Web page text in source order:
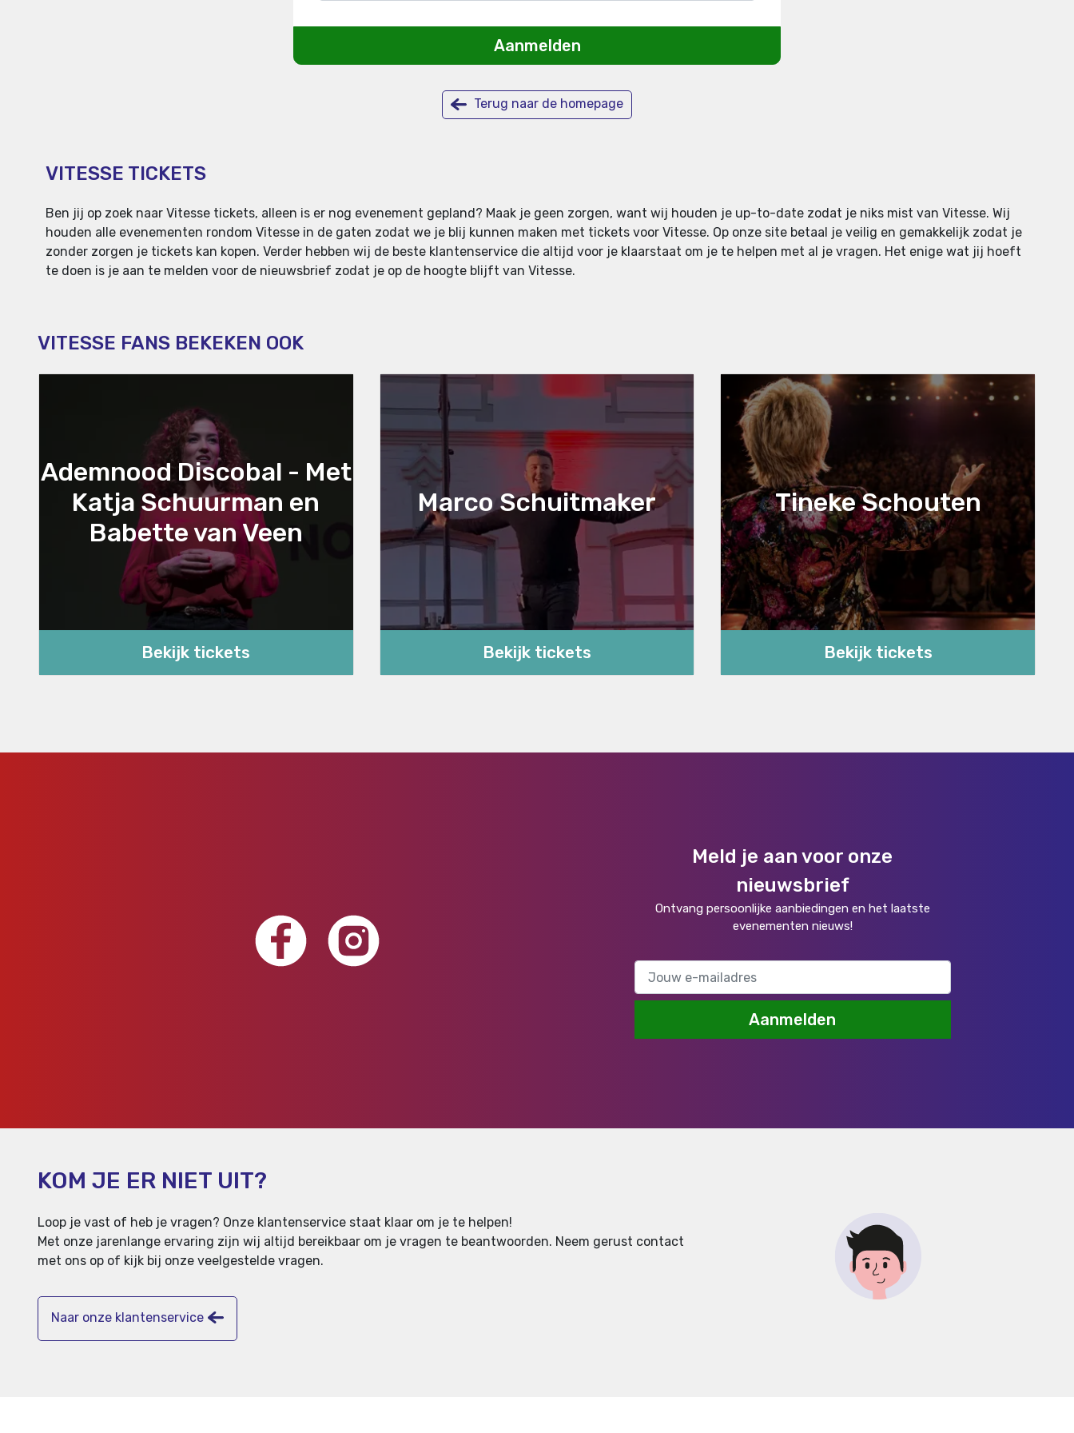
Aanmelden
Terug naar de homepage
VITESSE TICKETS
Ben jij op zoek naar Vitesse tickets, alleen is er nog evenement gepland? Maak je geen zorgen, want wij houden je up-to-date zodat je niks mist van Vitesse. Wij
houden alle evenementen rondom Vitesse in de gaten zodat we je blij kunnen maken met tickets voor Vitesse. Op onze site betaal je veilig en gemakkelijk zodat je
zonder zorgen je tickets kan kopen. Verder hebben wij de beste klantenservice die altijd voor je klaarstaat om je te helpen met al je vragen. Het enige wat jij hoeft
te doen is je aan te melden voor de nieuwsbrief zodat je op de hoogte blijft van Vitesse.
VITESSE FANS BEKEKEN OOK
Ademnood Discobal - Met
Katja Schuurman en
Babette van Veen
Bekijk tickets
Marco Schuitmaker
Bekijk tickets
Tineke Schouten
Bekijk tickets
Meld je aan voor onze
nieuwsbrief
Ontvang persoonlijke aanbiedingen en het laatste
evenementen nieuws!
Aanmelden
KOM JE ER NIET UIT?
Loop je vast of heb je vragen? Onze klantenservice staat klaar om je te helpen!
Met onze jarenlange ervaring zijn wij altijd bereikbaar om je vragen te beantwoorden. Neem gerust contact
met ons op of kijk bij onze veelgestelde vragen.
Naar onze klantenservice